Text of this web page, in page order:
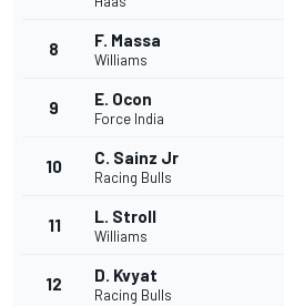
8 F. Massa
Williams
9 E. Ocon
Force India
10 C. Sainz Jr
Racing Bulls
11 L. Stroll
Williams
12 D. Kvyat
Racing Bulls